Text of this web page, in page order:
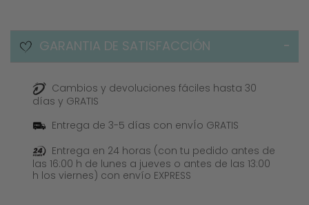
GARANTIA DE SATISFACCIÓN
Cambios y devoluciones fáciles hasta 30
días y GRATIS
Entrega de 3-5 días con envÍo GRATIS
Entrega en 24 horas (con tu pedido antes de
las 16:00 h de lunes a jueves o antes de las 13:00
h los viernes) con envío EXPRESS